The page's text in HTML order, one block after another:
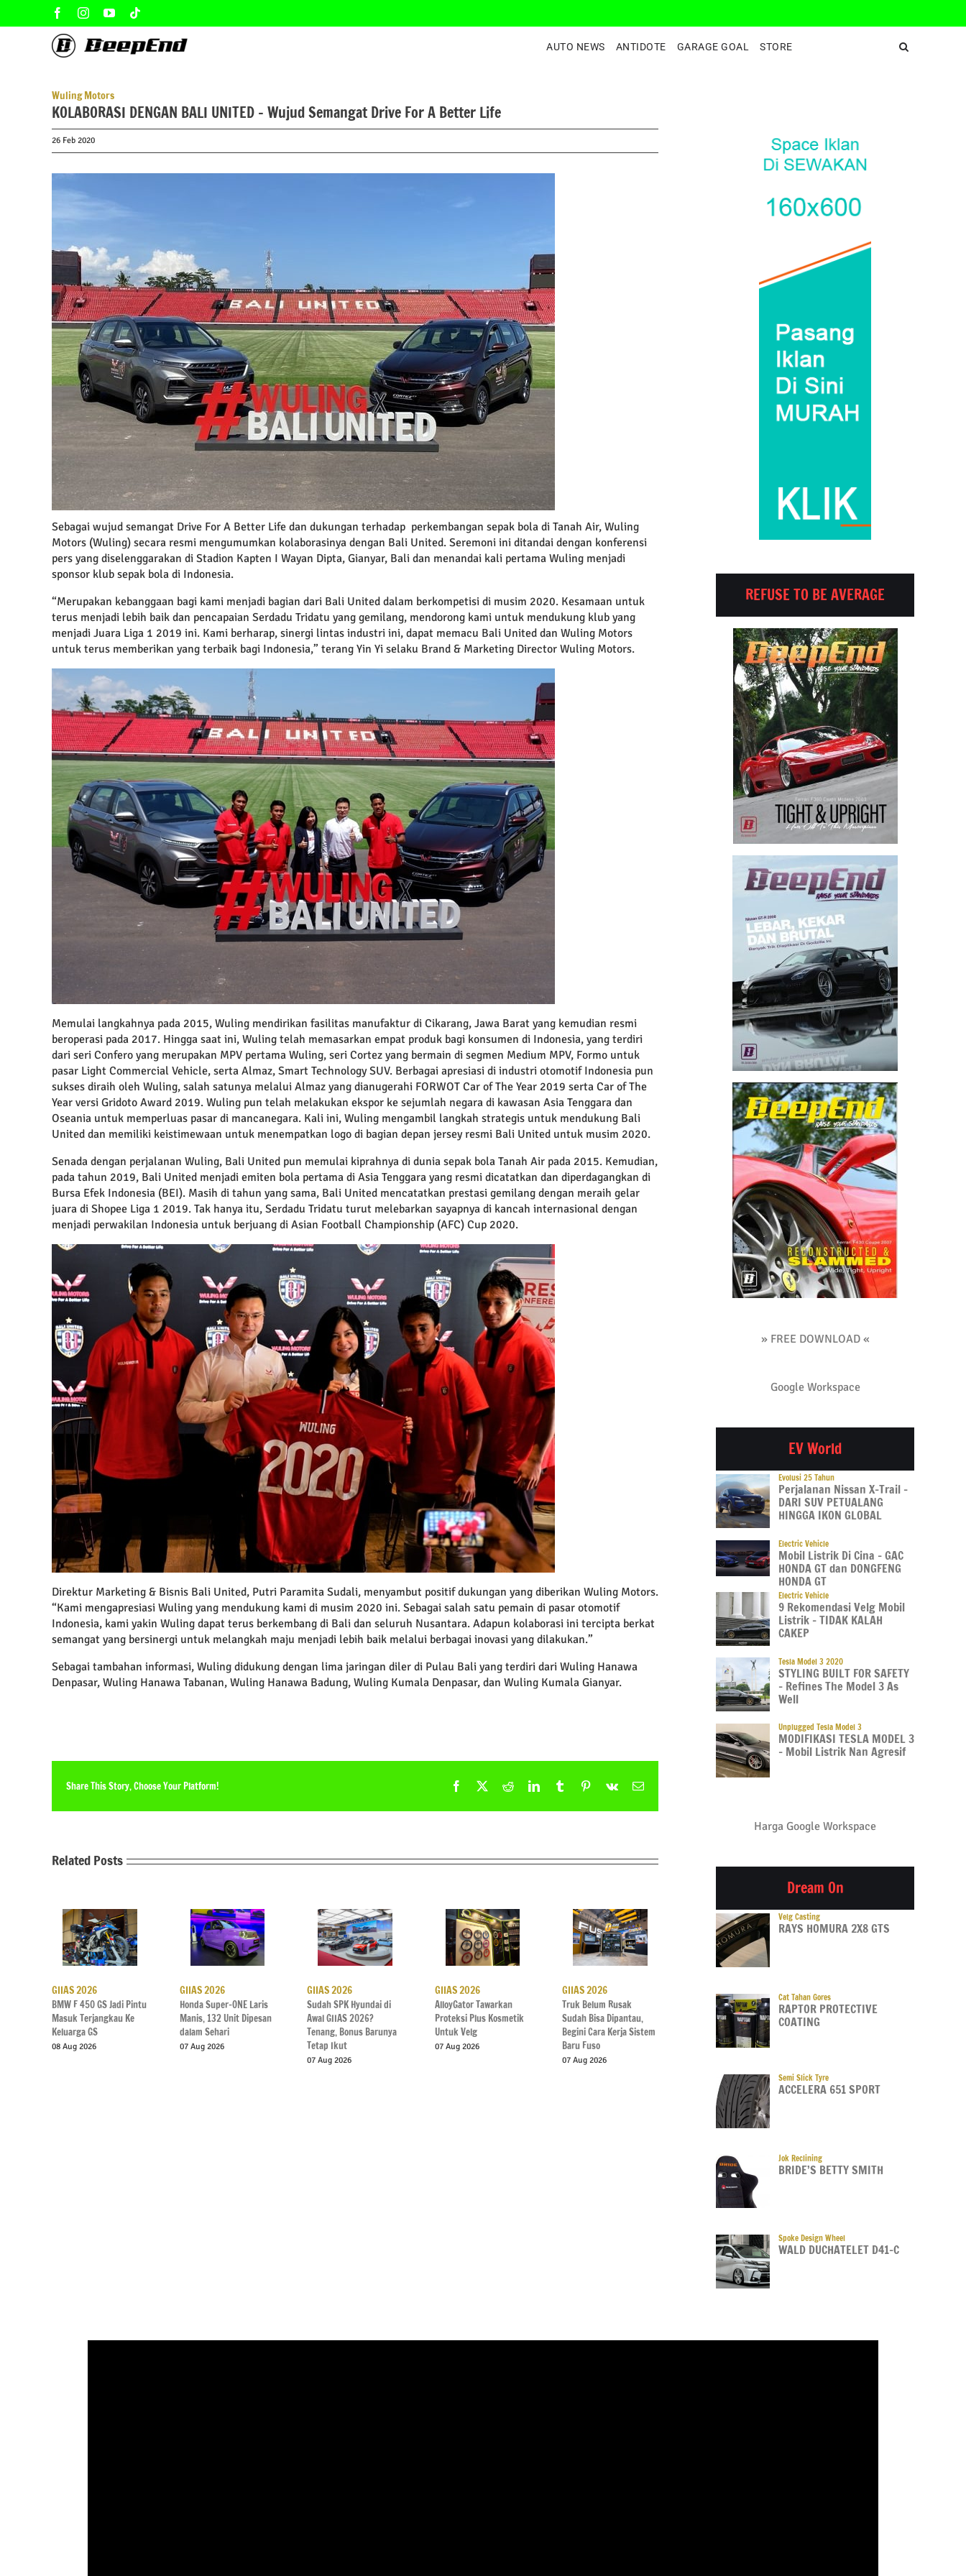
to
FacebookInstagramYouTube
AUTO NEWS ANTIDOTE GARAGE GOAL STORE
Wuling Motors
KOLABORASI DENGAN BALI UNITED – Wujud Semangat Drive For A Better Life
26 Feb 2020
Larger
Sebagai wujud semangat Drive For A Better Life dan dukungan terhadap perkembangan sepak bola di Tanah Air, Wuling
Motors (Wuling) secara resmi mengumumkan kolaborasinya dengan Bali United. Seremoni ini ditandai dengan konferensi
pers yang diselenggarakan di Stadion Kapten I Wayan Dipta, Gianyar, Bali dan menandai kali pertama Wuling menjadi
sponsor klub sepak bola di Indonesia.
“Merupakan kebanggaan bagi kami menjadi bagian dari Bali United dalam berkompetisi di musim 2020. Kesamaan untuk
terus menjadi lebih baik dan pencapaian Serdadu Tridatu yang gemilang, mendorong kami untuk mendukung klub yang
menjadi Juara Liga 1 2019 ini. Kami berharap, sinergi lintas industri ini, dapat memacu Bali United dan Wuling Motors
untuk terus memberikan yang terbaik bagi Indonesia,” terang Yin Yi selaku Brand & Marketing Director Wuling Motors.
Memulai langkahnya pada 2015, Wuling mendirikan fasilitas manufaktur di Cikarang, Jawa Barat yang kemudian resmi
beroperasi pada 2017. Hingga saat ini, Wuling telah memasarkan empat produk bagi konsumen di Indonesia, yang terdiri
dari seri Confero yang merupakan MPV pertama Wuling, seri Cortez yang bermain di segmen Medium MPV, Formo untuk
pasar Light Commercial Vehicle, serta Almaz, Smart Technology SUV. Berbagai apresiasi di industri otomotif Indonesia pun
sukses diraih oleh Wuling, salah satunya melalui Almaz yang dianugerahi FORWOT Car of The Year 2019 serta Car of The
Year versi Gridoto Award 2019. Wuling pun telah melakukan ekspor ke sejumlah negara di kawasan Asia Tenggara dan
Oseania untuk memperluas pasar di mancanegara. Kali ini, Wuling mengambil langkah strategis untuk mendukung Bali
United dan memiliki keistimewaan untuk menempatkan logo di bagian depan jersey resmi Bali United untuk musim 2020.
Senada dengan perjalanan Wuling, Bali United pun memulai kiprahnya di dunia sepak bola Tanah Air pada 2015. Kemudian,
pada tahun 2019, Bali United menjadi emiten bola pertama di Asia Tenggara yang resmi dicatatkan dan diperdagangkan di
Bursa Efek Indonesia (BEI). Masih di tahun yang sama, Bali United mencatatkan prestasi gemilang dengan meraih gelar
juara di Shopee Liga 1 2019. Tak hanya itu, Serdadu Tridatu turut melebarkan sayapnya di kancah internasional dengan
menjadi perwakilan Indonesia untuk berjuang di Asian Football Championship (AFC) Cup 2020.
Direktur Marketing & Bisnis Bali United, Putri Paramita Sudali, menyambut positif dukungan yang diberikan Wuling Motors.
“Kami mengapresiasi Wuling yang mendukung kami di musim 2020 ini. Sebagai salah satu pemain di pasar otomotif
Indonesia, kami yakin Wuling dapat terus berkembang di Bali dan seluruh Nusantara. Adapun kolaborasi ini tercipta berkat
semangat yang bersinergi untuk melangkah maju menjadi lebih baik melalui berbagai inovasi yang dilakukan.”
Sebagai tambahan informasi, Wuling didukung dengan lima jaringan diler di Pulau Bali yang terdiri dari Wuling Hanawa
Denpasar, Wuling Hanawa Tabanan, Wuling Hanawa Badung, Wuling Kumala Denpasar, dan Wuling Kumala Gianyar.
Share This Story, Choose Your Platform! Facebook RedditLinkedInTumblr Pinterest
Vk Email
Related Posts
GIIAS 2026
BMW F 450 GS Jadi Pintu
Masuk Terjangkau Ke
Keluarga GS
08 Aug 2026
GIIAS 2026
Honda Super-ONE Laris
Manis, 132 Unit Dipesan
dalam Sehari
07 Aug 2026
GIIAS 2026
Sudah SPK Hyundai di
Awal GIIAS 2026?
Tenang, Bonus Barunya
Tetap Ikut
07 Aug 2026
GIIAS 2026
AlloyGator Tawarkan
Proteksi Plus Kosmetik
Untuk Velg
07 Aug 2026
GIIAS 2026
Truk Belum Rusak
Sudah Bisa Dipantau,
Begini Cara Kerja Sistem
Baru Fuso
07 Aug 2026
GIIAS 2026
BMW F 450 GS Jadi Pintu
Masuk Terjangkau Ke
Keluarga GS
08 Aug 2026
Honda Super-ONE Laris
Manis, 132 Unit Dipesan
REFUSE TO BE AVERAGE
» FREE DOWNLOAD «
Google Workspace
EV World
Evolusi 25 Tahun
Perjalanan Nissan X-Trail –
DARI SUV PETUALANG
HINGGA IKON GLOBAL
Electric Vehicle
Mobil Listrik Di Cina – GAC
HONDA GT dan DONGFENG
HONDA GT
Electric Vehicle
9 Rekomendasi Velg Mobil
Listrik – TIDAK KALAH
CAKEP
Tesla Model 3 2020
STYLING BUILT FOR SAFETY
– Refines The Model 3 As
Well
Unplugged Tesla Model 3
MODIFIKASI TESLA MODEL 3
– Mobil Listrik Nan Agresif
Harga Google Workspace
Dream On
Velg Casting
RAYS HOMURA 2X8 GTS
Cat Tahan Gores
RAPTOR PROTECTIVE
COATING
Semi Slick Tyre
ACCELERA 651 SPORT
Jok Reclining
BRIDE’S BETTY SMITH
Spoke Design Wheel
WALD DUCHATELET D41-C